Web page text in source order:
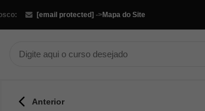
[email protected] ->Mapa do Site
Anterior